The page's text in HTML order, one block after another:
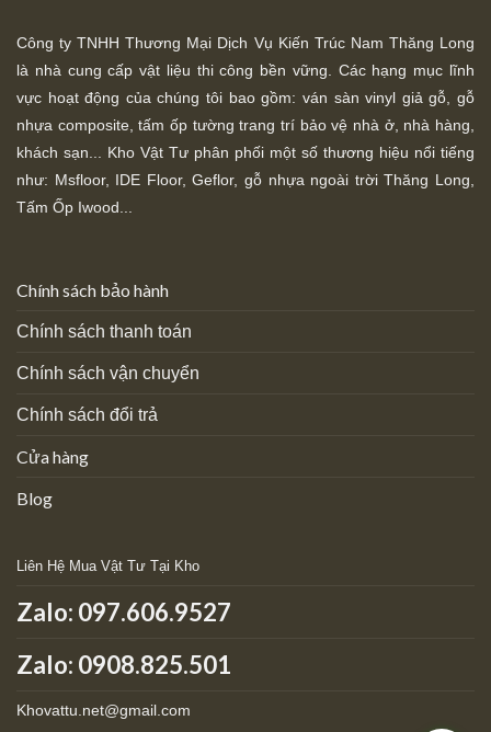
Công ty TNHH Thương Mại Dịch Vụ Kiến Trúc Nam Thăng Long
là nhà cung cấp vật liệu thi công bền vững. Các hạng mục lĩnh
vực hoạt động của chúng tôi bao gồm: ván sàn vinyl giả gỗ, gỗ
nhựa composite, tấm ốp tường trang trí bảo vệ nhà ở, nhà hàng,
khách sạn... Kho Vật Tư phân phối một số thương hiệu nổi tiếng
như: Msfloor, IDE Floor,Geflor, gỗ nhựa ngoài trời Thăng Long,
Tấm Ốp Iwood...
Chính sách bảo hành
Chính sách thanh toán
Chính sách vận chuyển
Chính sách đổi trả
Cửa hàng
Blog
Liên Hệ Mua Vật Tư Tại Kho
Zalo: 097.606.9527
Zalo: 0908.825.501
Khovattu.net@gmail.com